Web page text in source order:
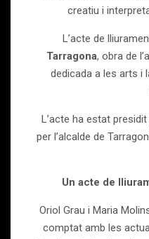
creatiu i
L’acte de
Tarragona, obra de
dedicada a les arts i
L’acte ha estat presidit
per l’alcalde de
Un acte de
Oriol Grau i Maria
comptat amb les